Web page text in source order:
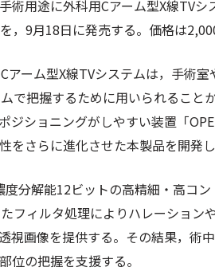
用途に外科用Cアーム型X線TVシ
，9月18日に発売する。価格は
アーム型X線TVシステムは，手術
で把握するために用いられること
ショニングがしやすい装置「
さらに進化させた本製品を開発し
分解能12ビットの高精細・高コン
フィルタ処理によりハレーショ
視画像を提供する。その結果，術
位の把握を支援する。